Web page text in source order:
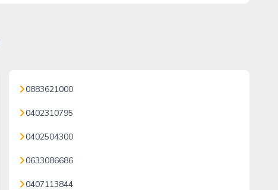
0883621000
0402310795
0402504300
0633086686
0407113844